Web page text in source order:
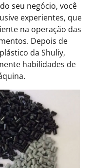
seu negócio, você
experientes, que
na operação das
Depois de
da Shuliy,
habilidades de